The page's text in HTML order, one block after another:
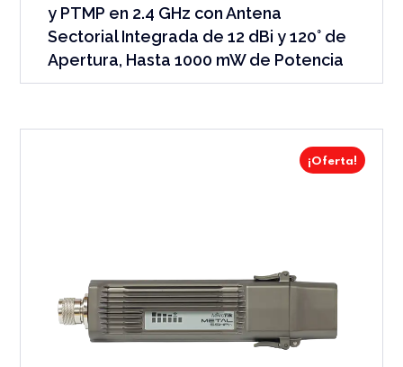
y PTMP en 2.4 GHz con Antena
Sectorial Integrada de 12 dBi y 120° de
Apertura, Hasta 1000 mW de Potencia
¡Oferta!